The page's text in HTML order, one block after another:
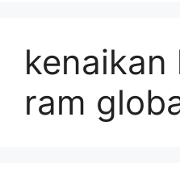
kenaikan
ram